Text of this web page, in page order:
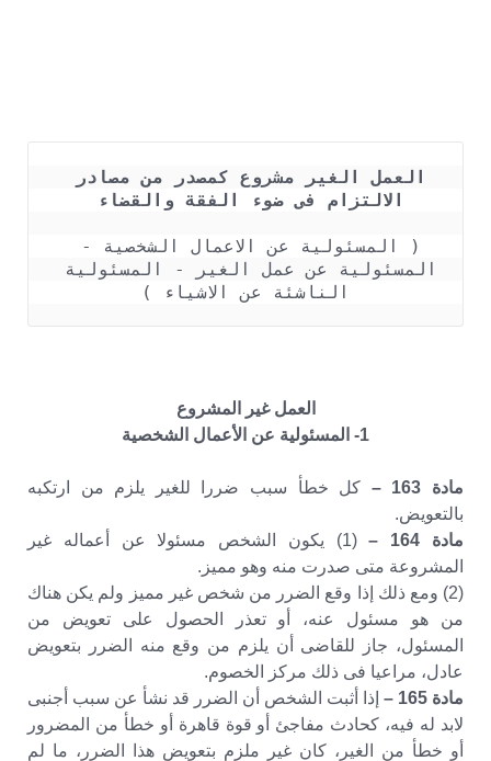
الالتزام فى ضوء الفقة والقضاء
الناشئة عن الاشياء )
العمل غير المشروع
1- المسئولية عن الأعمال الشخصية
مادة 163 –
كل خطأ سبب ضررا للغير يلزم من ارتكبه
بالتعويض.
مادة 164 –
(1) يكون الشخص مسئولا عن أعماله غير
المشروعة متى صدرت منه وهو مميز.
(2) ومع ذلك إذا وقع الضرر من شخص غير مميز ولم يكن هناك
من هو مسئول عنه، أو تعذر الحصول على تعويض من
المسئول، جاز للقاضى أن يلزم من وقع منه الضرر بتعويض
عادل، مراعيا فى ذلك مركز الخصوم.
مادة 165 –
إذا أثبت الشخص أن الضرر قد نشأ عن سبب أجنبى
لابد له فيه، كحادث مفاجئ أو قوة قاهرة أو خطأ من المضرور
أو خطأ من الغير، كان غير ملزم بتعويض هذا الضرر، ما لم